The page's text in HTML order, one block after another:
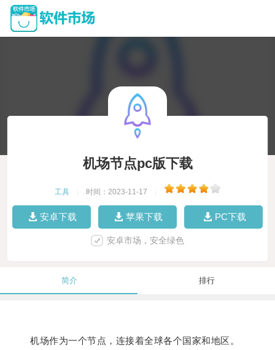
机场节点pc版下载
工具 时间：2023-11-17
安卓下载 苹果下载 PC下载
安卓市场，安全绿色
简介 排行
机场作为一个节点，连接着全球各个国家和地区。